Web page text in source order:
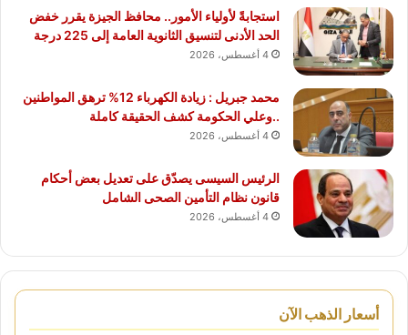
استجابةً لأولياء الأمور.. محافظ الجيزة يقرر خفض
الحد الأدنى لتنسيق الثانوية العامة إلى 225 درجة
4 أغسطس، 2026
محمد جبريل : زيادة الكهرباء 12% ترهق المواطنين
..وعلي الحكومة كشف الحقيقة كاملة
4 أغسطس، 2026
الرئيس السيسى يصدّق على تعديل بعض أحكام
قانون نظام التأمين الصحى الشامل
4 أغسطس، 2026
أسعار الذهب الآن